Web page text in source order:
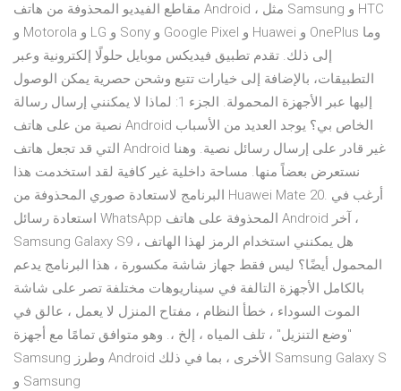
مقاطع الفيديو المحذوفة من هاتف Android ، مثل Samsung و HTC
و Motorola و LG و Sony و Google Pixel و Huawei و OnePlus وما
إلى ذلك. تقدم تطبيق فيديكس موبايل حلولًا إلكترونية وعبر
التطبيقات، بالإضافة إلى خيارات تتبع وشحن حصرية يمكن الوصول
إليها عبر الأجهزة المحمولة. الجزء 1: لماذا لا يمكنني إرسال رسالة
نصية من على هاتف Android الخاص بي؟ يوجد العديد من الأسباب
التي قد تجعل هاتف Android غير قادر على إرسال رسائل نصية. وهنا
نستعرض بعضاً منها. مساحة داخلية غير كافية لقد استخدمت هذا
البرنامج لاستعادة صوري المحذوفة من Huawei Mate 20. أرغب في
استعادة رسائل WhatsApp المحذوفة على هاتف Android آخر ،
Samsung Galaxy S9 ، هل يمكنني استخدام الرمز لهذا الهاتف
المحمول أيضًا؟ ليس فقط جهاز شاشة مكسورة ، هذا البرنامج يدعم
بالكامل الأجهزة التالفة في سيناريوهات مختلفة تصر على شاشة
الموت السوداء ، خطأ النظام ، مفتاح المنزل لا يعمل ، عالق في
"وضع التنزيل" ، تلف المياه ، إلخ ،. وهو متوافق تمامًا مع أجهزة
Samsung وطرز Android الأخرى ، بما في ذلك Samsung Galaxy S
و Samsung